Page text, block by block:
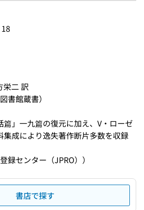
栄二 訳
書館蔵書）
篇」一九篇の復元に加え、V・ローゼ
集成により逸失著作断片多数を収録
録センター（JPRO））
書店で探す